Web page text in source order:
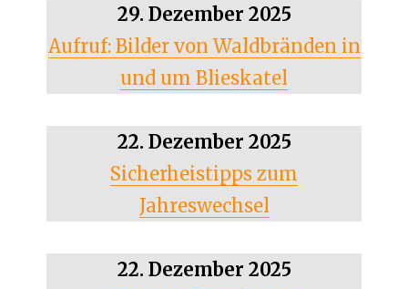
29. Dezember 2025
Aufruf: Bilder von Waldbränden in
und um Blieskatel
22. Dezember 2025
Sicherheistipps zum
Jahreswechsel
22. Dezember 2025